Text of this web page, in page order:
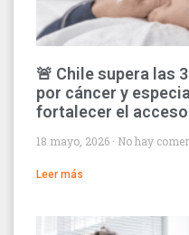
🚨 Chile supera las
por cáncer y
fortalecer el
18 mayo, 2026 No hay
Leer más